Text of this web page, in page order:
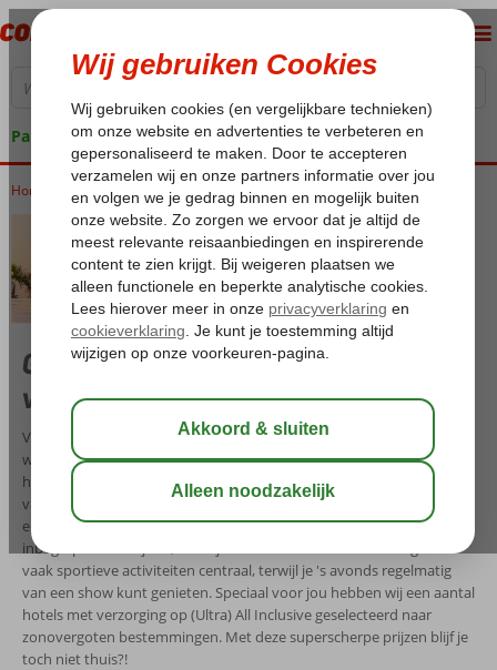
Pakketgarantie
Home Vakantie reizen
Goedkope (Ultra) All Inclusive
vakanties – Volledig verzorgd!
Vakantie is puur genieten en nergens aan hoeven denken. En
wanneer je kiest voor een verblijf in een (Ultra) All Inclusive hotel, is
het altijd feest! Ook in 2026 biedt Corendon een uitgebreid aanbod
van (Ultra) All Inclusive vakanties in vier- of vijfsterrenhotels. Wat is
er fijner dan heerlijk onbezorgd op reis gaan en genieten van alle
inbegrepen maaltijden, drankjes en vele faciliteiten. Overdag staan
vaak sportieve activiteiten centraal, terwijl je 's avonds regelmatig
van een show kunt genieten. Speciaal voor jou hebben wij een aantal
hotels met verzorging op (Ultra) All Inclusive geselecteerd naar
zonovergoten bestemmingen. Met deze superscherpe prijzen blijf je
toch niet thuis?!